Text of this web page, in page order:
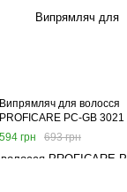
Випрямляч для волосся
PROFICARE PC-GB 3021
594 грн
693 грн